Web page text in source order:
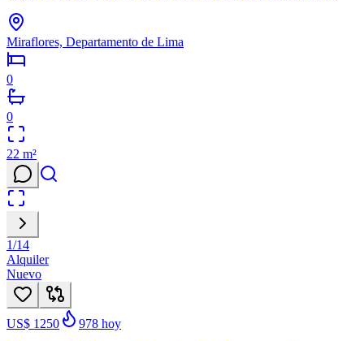
Miraflores, Departamento de Lima
0
0
22 m²
1/14
Alquiler
Nuevo
US$ 1250 978 hoy